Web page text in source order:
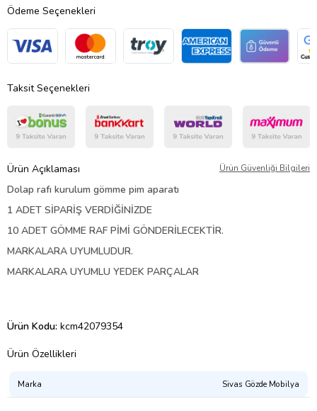
Ödeme Seçenekleri
Taksit Seçenekleri
Ürün Açıklaması Ürün Güvenliği Bilgileri
Dolap rafı kurulum gömme pim aparatı
1 ADET SİPARİŞ VERDİĞİNİZDE
10 ADET GÖMME RAF PİMİ GÖNDERİLECEKTİR.
MARKALARA UYUMLUDUR.
MARKALARA UYUMLU YEDEK PARÇALAR
Ürün Kodu: kcm42079354
Ürün Özellikleri
Marka Sivas Gözde Mobilya